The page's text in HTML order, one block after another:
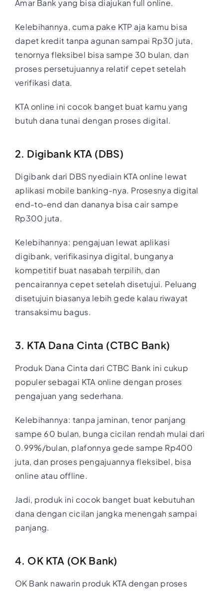
Amar Bank yang bisa diajukan full online.
Kelebihannya, cuma pake KTP aja kamu bisa
dapet kredit tanpa agunan sampai Rp30 juta,
tenornya fleksibel bisa sampe 30 bulan, dan
proses persetujuannya relatif cepet setelah
verifikasi data.
KTA online ini cocok banget buat kamu yang
butuh dana tunai dengan proses digital.
2. Digibank KTA (DBS)
Digibank dari DBS nyediain KTA online lewat
aplikasi mobile banking-nya. Prosesnya digital
end-to-end dan dananya bisa cair sampe
Rp300 juta.
Kelebihannya: pengajuan lewat aplikasi
digibank, verifikasinya digital, bunganya
kompetitif buat nasabah terpilih, dan
pencairannya cepet setelah disetujui. Peluang
disetujuin biasanya lebih gede kalau riwayat
transaksimu bagus.
3. KTA Dana Cinta (CTBC Bank)
Produk Dana Cinta dari CTBC Bank ini cukup
populer sebagai KTA online dengan proses
pengajuan yang sederhana.
Kelebihannya: tanpa jaminan, tenor panjang
sampe 60 bulan, bunga cicilan rendah mulai dari
0.99%/bulan, plafonnya gede sampe Rp400
juta, dan proses pengajuannya fleksibel, bisa
online atau offline.
Jadi, produk ini cocok banget buat kebutuhan
dana dengan cicilan jangka menengah sampai
panjang.
4. OK KTA (OK Bank)
OK Bank nawarin produk KTA dengan proses